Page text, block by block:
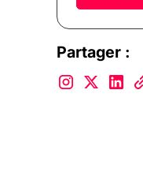
Partager :